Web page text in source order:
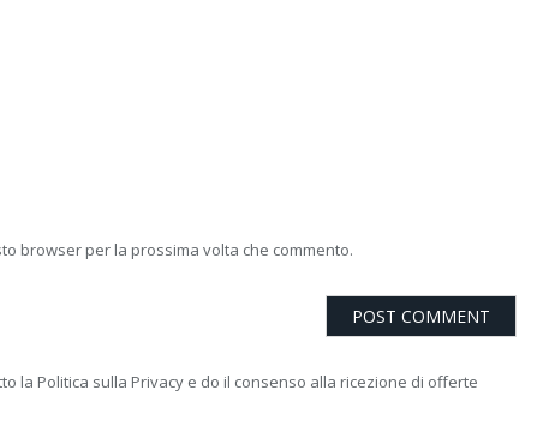
browser per la prossima volta che commento.
la Politica sulla Privacy e do il consenso alla ricezione di offerte